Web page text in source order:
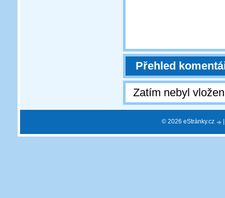
Přehled
Zatím nebyl
© 2026 eStránky.cz